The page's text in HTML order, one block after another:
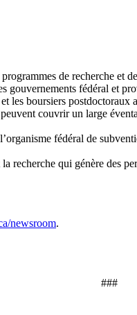
de recherche et
gouvernements fédéral et
boursiers postdoctoraux
couvrir un large
fédéral de
recherche qui génère des
newsroom.
###